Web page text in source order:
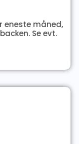
eneste måned,
Se evt.